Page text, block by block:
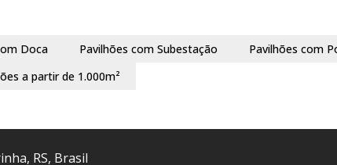
Doca Pavilhões com Subestação
Pavilhões com
a partir de 1.000m²
, RS, Brasil